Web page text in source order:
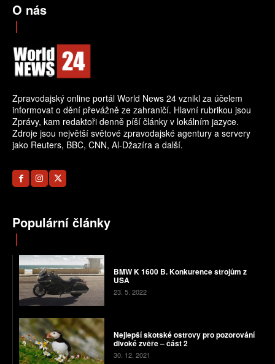
O nás
Zpravodajský online portál World News 24 vznikl za účelem
informovat o dění převážně ze zahraničí. Hlavní rubrikou jsou
Zprávy, kam redaktoři denně píší články v lokálním jazyce.
Zdroje jsou největší světové zpravodajské agentury a servery
jako Reuters, BBC, CNN, Al-Džazíra a další.
Populární články
BMW K 1600 B. Konkurence strojům z
USA
23. 5. 2022
Nejlepší skotské ostrovy pro pozorování
divoké zvěře – část 2
30. 12. 2021